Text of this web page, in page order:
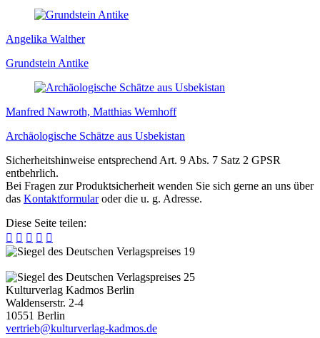
Angelika Walther
Grundstein Antike
Manfred Nawroth, Matthias Wemhoff
Archäologische Schätze aus Usbekistan
Sicherheitshinweise entsprechend Art. 9 Abs. 7 Satz 2 GPSR
entbehrlich.
Bei Fragen zur Produktsicherheit wenden Sie sich gerne an uns über
das Kontaktformularoder die u. g. Adresse.
Diese Seite teilen:
    
Kulturverlag Kadmos Berlin
Waldenserstr. 2-4
10551 Berlin
vertrieb@kulturverlag-kadmos.de